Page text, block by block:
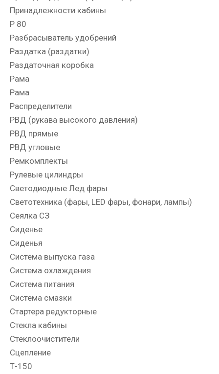
Принадлежности кабины
Р 80
Разбрасыватель удобрений
Раздатка (раздатки)
Раздаточная коробка
Рама
Рама
Распределители
РВД (рукава высокого давления)
РВД прямые
РВД угловые
Ремкомплекты
Рулевые цилиндры
Светодиодные Лед фары
Светотехника (фары, LED фары, фонари, лампы)
Сеялка СЗ
Сиденье
Сиденья
Система выпуска газа
Система охлаждения
Система питания
Система смазки
Стартера редукторные
Стекла кабины
Стеклоочистители
Сцепление
Т-150